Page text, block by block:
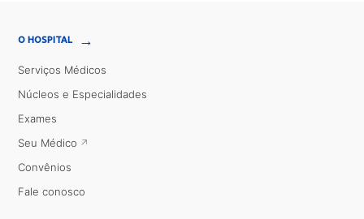
O HOSPITAL →
Serviços Médicos
Núcleos e Especialidades
Exames
Seu Médico
Convênios
Fale conosco